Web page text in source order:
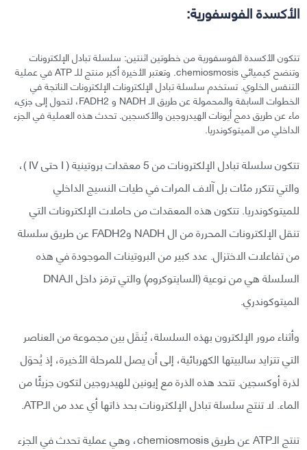
الأكسدة الفوسفورية:
تتكون الأكسدة الفوسفورية من خطوتين اثنتين: سلسلة تبادل الإلكترونات
وتنضح كيميائي chemiosmosis. وتعتبر الأخيرة أكبر منتج للـ ATP في عملية
التنفس الخلوي. تستخدم سلسلة تبادل الإلكترونات الإلكترونات الناتجة في
الخطوات السابقة والمحمولة عن طريق الـ NADH و FADH2، لتحول إلى جزيء
ماء عن طريق دمج أيونات الهيدروجين والأكسجين. تحدث هذه العملية في الجزء
الداخلي من الميتوكوندريا.
تتكون سلسلة تبادل الإلكترونات من 5 معقدات بروتينية ( I حتى IV )،
والتي تتكرر مئات بل آلاف المرات في طيات النسيج الداخلي
للميتوكوندريا. تتكون هذه المعقدات من حاملات الإلكترونات التي
تنقل الإلكترونات المحررة من ال NADH وFADH2 عن طريق سلسلة
من تفاعلات الاختزال. عدد كبير من البروتينات الموجودة في هذه
السلسلة هي من نوعية (السايتوكروم) والتي ترمَز داخل الـDNA
الميتوكوندري.
وأثناء مرور الإلكترون بهذه السلسلة، يُنقَل بين مجموعة من العناصر
التي تتزايد سالبيتها الكهربائية، إلى أن يصل للمرحلة الأخيرة، إذ يُحوَل
لذرة أوكسجين. تتحد هذه الذرة مع إيونين للهيدروجين لتكون جزيئًا من
الماء. لا تنتج سلسلة تبادل الإلكترونات بحد ذاتها أي عدد من الـATP.
تنتج الـATP عن طريق chemiosmosis، وهي عملية تحدث في الجزء